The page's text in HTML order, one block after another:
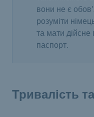
вони не є
розуміти
та мати
паспорт.
Тривалість